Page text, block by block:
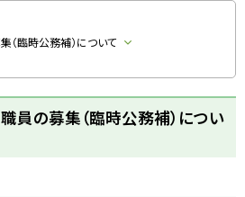
臨時公務補）について
員の募集（臨時公務補）につい